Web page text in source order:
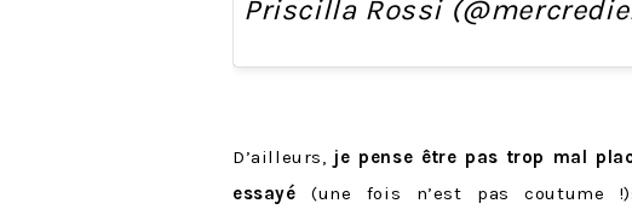
Priscilla Rossi
D’ailleurs, je pense être pas trop mal
essayé (une fois n’est pas coutume